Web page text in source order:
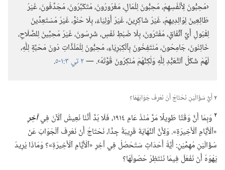
‏‹مُحِبُّونَ لِأَنْفُسِهِمْ،‏ مُحِبُّونَ لِلْمَالِ،‏ مَغْرُورُونَ،‏ مُتَكَبِّرُونَ،‏ مُجَدِّفُونَ،‏ غَيْرُ
طَائِعِينَ لِوَالِدِيهِمْ،‏ غَيْرُ شَاكِرِينَ،‏ غَيْرُ أَوْلِيَاءَ،‏ بِلَا حُنُوٍّ،‏ غَيْرُ مُسْتَعِدِّينَ
لِقُبُولِ أَيِّ ٱتِّفَاقٍ،‏ مُفْتَرُونَ،‏ بِلَا ضَبْطِ نَفْسٍ،‏ شَرِسُونَ،‏ غَيْرُ مُحِبِّينَ لِلصَّلَاحِ،‏
خَائِنُونَ،‏ جَامِحُونَ،‏ مُنْتَفِخُونَ بِٱلْكِبْرِيَاءِ،‏ مُحِبُّونَ لِلْمَلَذَّاتِ دُونَ مَحَبَّةٍ لِلّٰهِ،‏
لَهُمْ شَكْلُ ٱلتَّعَبُّدِ لِلّٰهِ وَلٰكِنَّهُمْ مُنْكِرُونَ قُوَّتَهُ›.‏ —‏٢ تي ٣:‏١-‏٥ ‏.‏
٢أَيُّ سُؤَالَيْنِ نَحْتَاجُ أَنْ نَعْرِفَ جَوَابَهُمَا؟‏
٢ وَبِمَا أَنَّ وَقْتًا طَوِيلًا مَرَّ مُنْذُ عَامِ ١٩١٤،‏ فَلَا بُدَّ أَنَّنَا نَعِيشُ ٱلْآنَ فِي
آخِرِ
«ٱلْأَيَّامِ ٱلْأَخِيرَةِ».‏ وَلِأَنَّ ٱلنِّهَايَةَ قَرِيبَةٌ جِدًّا،‏ نَحْتَاجُ أَنْ نَعْرِفَ ٱلْجَوَابَ عَنْ
سُؤَالَيْنِ مُهِمَّيْنِ:‏ أَيَّةُ أَحْدَاثٍ سَتَحْصُلُ فِي آخِرِ «ٱلْأَيَّامِ ٱلْأَخِيرَةِ»؟‏ وَمَاذَا يُرِيدُ
يَهْوَهُ أَنْ نَفْعَلَ فِيمَا نَنْتَظِرُ حُصُولَهَا؟‏